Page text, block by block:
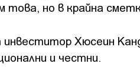
това, но в крайна
инвеститор Хюсеин
и честни.